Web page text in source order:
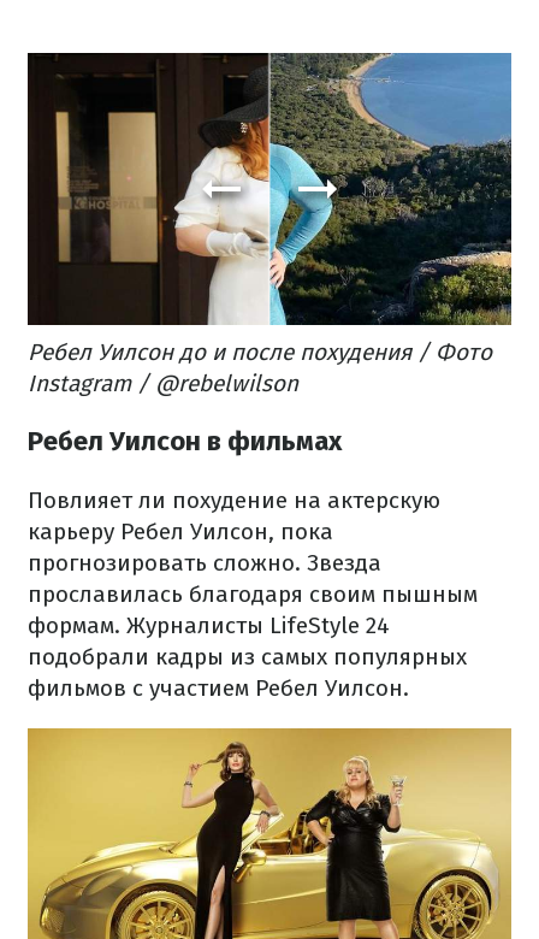
Ребел Уилсон до и после похудения / Фото
Instagram / @rebelwilson
Ребел Уилсон в фильмах
Повлияет ли похудение на актерскую
карьеру Ребел Уилсон, пока
прогнозировать сложно. Звезда
прославилась благодаря своим пышным
формам. Журналисты LifeStyle 24
подобрали кадры из самых популярных
фильмов с участием Ребел Уилсон.